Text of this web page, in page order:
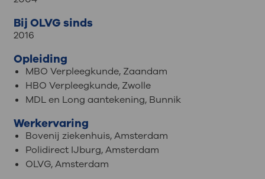
Bij OLVG sinds
2016
Opleiding
MBO Verpleegkunde, Zaandam
HBO Verpleegkunde, Zwolle
MDL en Long aantekening, Bunnik
Werkervaring
Bovenij ziekenhuis, Amsterdam
Polidirect IJburg, Amsterdam
OLVG, Amsterdam